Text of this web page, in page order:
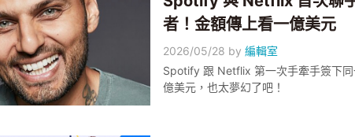
者！金額傳上看一億美元
2026/05/28 by編輯室
Spotify 跟 Netflix 第一次手牽手簽下
億美元，也太夢幻了吧！